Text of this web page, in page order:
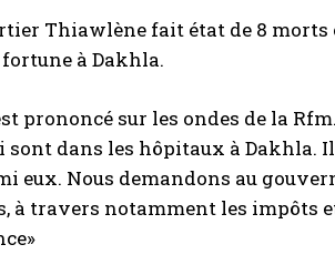
Thiawlène fait état de 8 morts
à Dakhla.
prononcé sur les ondes de la
dans les hôpitaux à Dakhla.
eux. Nous demandons au
à travers notamment les impôts